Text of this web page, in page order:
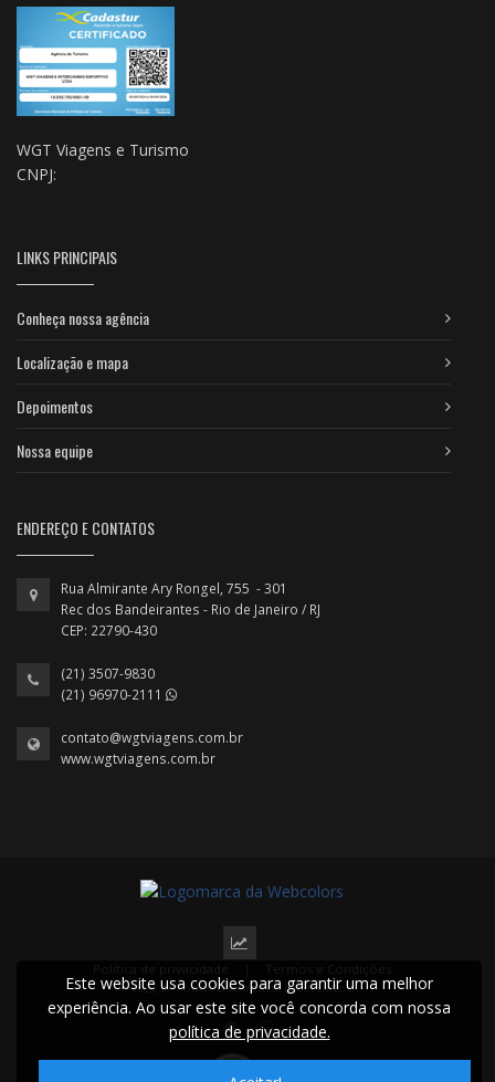
WGT Viagens e Turismo
CNPJ:
LINKS PRINCIPAIS
Conheça nossa agência
Localização e mapa
Depoimentos
Nossa equipe
ENDEREÇO E CONTATOS
Rua Almirante Ary Rongel, 755 - 301
Rec dos Bandeirantes - Rio de Janeiro / RJ
CEP: 22790-430
(21) 3507-9830
(21) 96970-2111
contato@wgtviagens.com.br
www.wgtviagens.com.br
2022 © Todos os direitos reservados.
Este website usa cookies para garantir uma melhor
experiência. Ao usar este site você concorda com nossa
política de privacidade.